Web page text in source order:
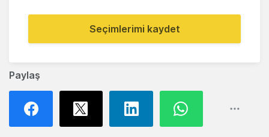
Paylaş
Seçimlerimi kaydet